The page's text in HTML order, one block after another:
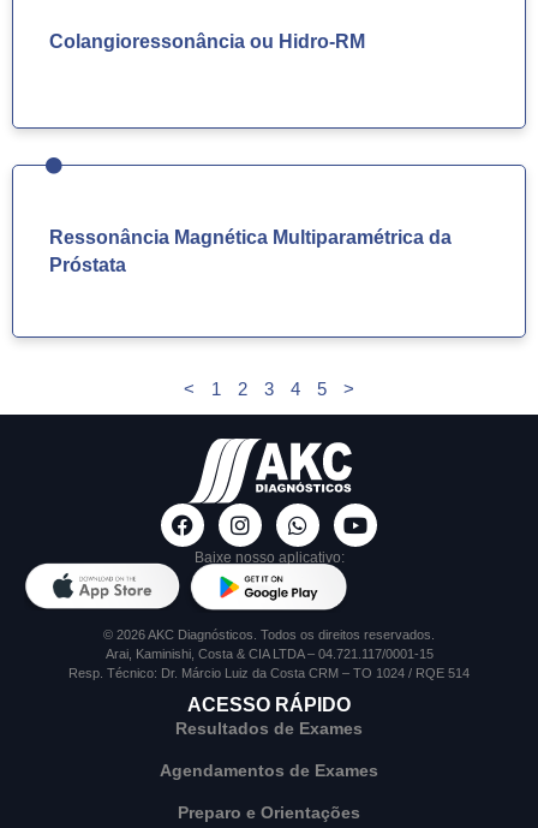
Colangioressonância ou Hidro-RM
Ressonância Magnética Multiparamétrica da
Próstata
< 1 2 3 4 5 >
Baixe nosso aplicativo:
© 2026 AKC Diagnósticos. Todos os direitos reservados.
Arai, Kaminishi, Costa & CIA LTDA – 04.721.117/0001-15
Resp. Técnico: Dr. Márcio Luiz da Costa CRM – TO 1024 / RQE 514
ACESSO RÁPIDO
Resultados de Exames
Agendamentos de Exames
Preparo e Orientações